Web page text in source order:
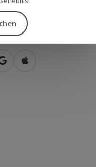
in Google Maps öffnen
in Apple Maps